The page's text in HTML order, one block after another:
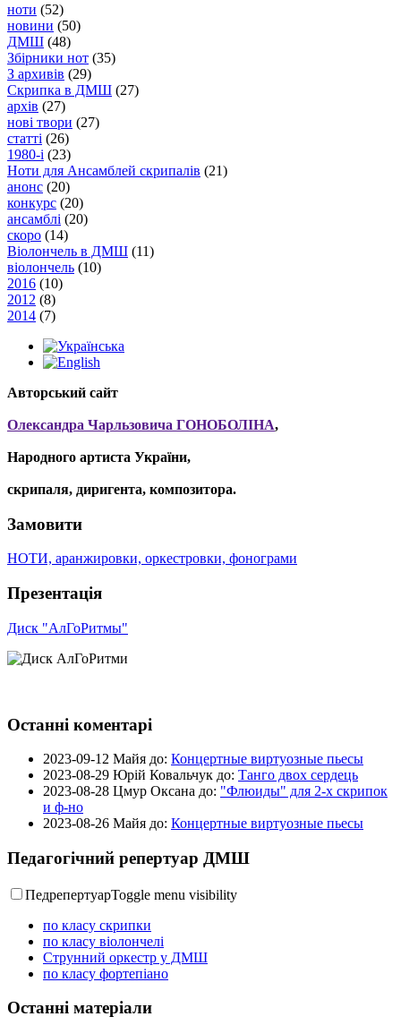
ноти (52)
новини (50)
ДМШ (48)
Збірники нот (35)
З архивів (29)
Скрипка в ДМШ (27)
архів (27)
нові твори (27)
статті (26)
1980-і (23)
Ноти для Ансамблей скрипалів (21)
анонс (20)
конкурс (20)
ансамблі (20)
скоро (14)
Віолончель в ДМШ (11)
віолончель (10)
2016 (10)
2012 (8)
2014 (7)
Авторський сайт
Олександра Чарльзовича ГОНОБОЛІНА,
Народного артиста України,
скрипаля, диригента, композитора.
Замовити
НОТИ, аранжировки, оркестровки, фонограми
Презентація
Диск "АлГоРитмы"
Останні коментарі
2023-09-12 Майя до: Концертные виртуозные пьесы
2023-08-29 Юрій Ковальчук до: Танго двох сердець
2023-08-28 Цмур Оксана до: "Флюиды" для 2-х скрипок
и ф-но
2023-08-26 Майя до: Концертные виртуозные пьесы
Педагогічний репертуар ДМШ
ПедрепертуарToggle menu visibility
по класу скрипки
по класу віолончелі
Струнний оркестр у ДМШ
по класу фортепіано
Останні матеріали